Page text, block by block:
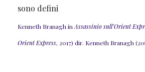
Kenneth Branagh inAssassinio sull’Orient
Orient Express, 2017) dir. Kenneth Branagh